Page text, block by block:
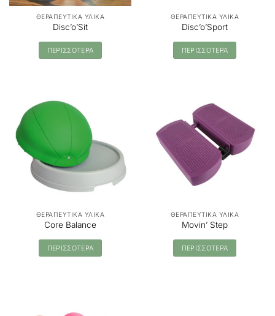
ΘΕΡΑΠΕΥΤΙΚΑ ΥΛΙΚΑ
Disc’o’Sit
ΠΕΡΙΣΣΟΤΕΡΑ
ΘΕΡΑΠΕΥΤΙΚΑ ΥΛΙΚΑ
Disc’o’Sport
ΠΕΡΙΣΣΟΤΕΡΑ
ΘΕΡΑΠΕΥΤΙΚΑ ΥΛΙΚΑ
Core Balance
ΠΕΡΙΣΣΟΤΕΡΑ
ΘΕΡΑΠΕΥΤΙΚΑ ΥΛΙΚΑ
Movin’ Step
ΠΕΡΙΣΣΟΤΕΡΑ